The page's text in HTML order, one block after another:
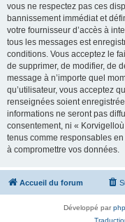
vous ne respectez pas ces
bannissement immédiat et
votre fournisseur d’accès à
tous les messages est
conditions. Vous acceptez le
de supprimer, de modifier, de
message à n’importe quel
qu’utilisateur, vous acceptez
renseignées soient
informations ne seront pas
consentement, ni «
tenus comme responsables
à compromettre vos données.
Accueil du forum
Développé par